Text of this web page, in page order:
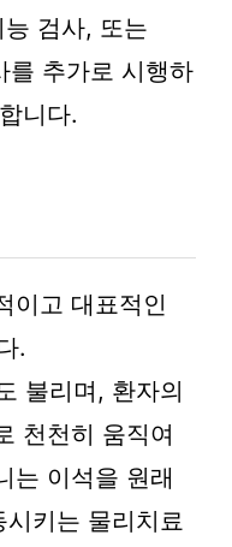
검사, 또는
를 추가로 시행하
니다.
이고 대표적인
.
불리며, 환자의
천천히 움직여
는 이석을 원래
키는 물리치료